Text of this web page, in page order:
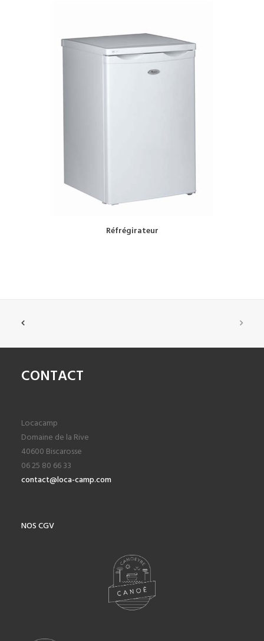
BOOK NOW!
Réfrégirateur
CONTACT
Locacamp
Domaine de la Rive
40600 Biscarosse
06 25 80 66 33
contact@loca-camp.com
NOS CGV